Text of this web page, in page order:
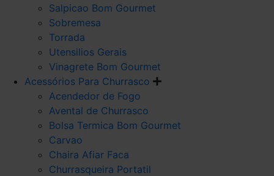
Salpicao Bom Gourmet
Sobremesa
Torrada
Utensilios Gerais
Vinagrete Bom Gourmet
Acessórios Para Churrasco
Acendedor de Fogo
Avental de Churrasco
Bolsa Termica Bom Gourmet
Carvao
Chaira Afiar Faca
Churrasqueira Portatil